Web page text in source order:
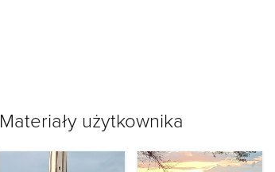
Materiały użytkownika